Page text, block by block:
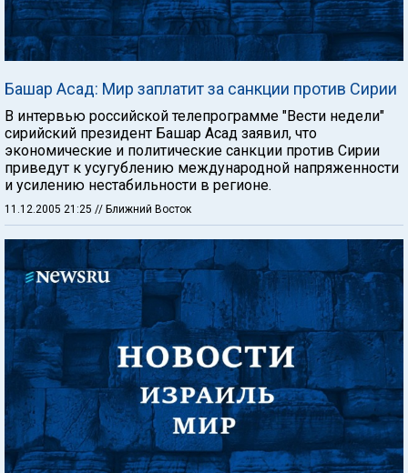
Башар Асад: Мир заплатит за санкции против Сирии
В интервью российской телепрограмме "Вести недели"
сирийский президент Башар Асад заявил, что
экономические и политические санкции против Сирии
приведут к усугублению международной напряженности
и усилению нестабильности в регионе.
11.12.2005 21:25 // Ближний Восток